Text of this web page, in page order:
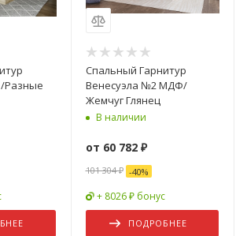
Разные
Спальный Гарнитур
Венесуэла №2 МДФ/
Жемчуг Глянец
В наличии
от 60 782 ₽
101 304 ₽ -40%
+ 8026 ₽ бонус
ПОДРОБНЕЕ